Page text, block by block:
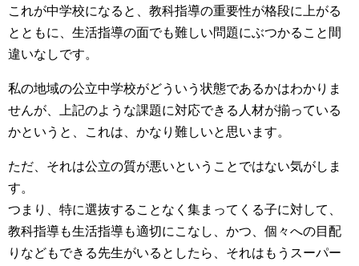
これが中学校になると、教科指導の重要性が格段に上がる
とともに、生活指導の面でも難しい問題にぶつかること間
違いなしです。
私の地域の公立中学校がどういう状態であるかはわかりま
せんが、上記のような課題に対応できる人材が揃っている
かというと、これは、かなり難しいと思います。
ただ、それは公立の質が悪いということではない気がしま
す。
つまり、特に選抜することなく集まってくる子に対して、
教科指導も生活指導も適切にこなし、かつ、個々への目配
りなどもできる先生がいるとしたら、それはもうスーパー